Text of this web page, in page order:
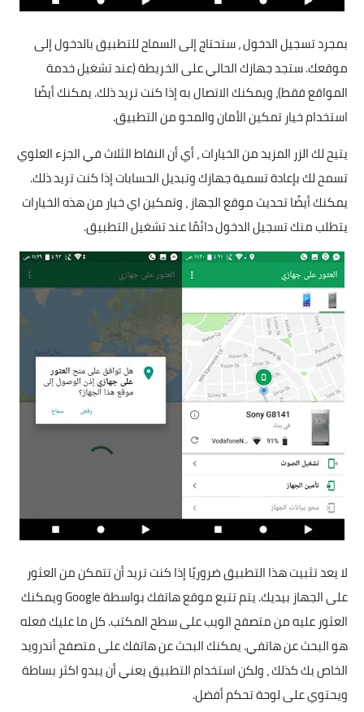
بمجرد تسجيل الدخول ، ستحتاج إلى السماح للتطبيق بالدخول إلى
موقعك. ستجد جهازك الحالي على الخريطة (عند تشغيل خدمة
المواقع فقط)، ويمكنك الاتصال به إذا كنت تريد ذلك. يمكنك أيضًا
استخدام خيار تمكين الأمان والمحو من التطبيق.
يتيح لك الزر المزيد من الخيارات ، أي أن النقاط الثلاث في الجزء العلوي
تسمح لك بإعادة تسمية جهازك وتبديل الحسابات إذا كنت تريد ذلك.
يمكنك أيضًا تحديث موقع الجهاز ، وتمكين اي خيار من هذه الخيارات
يتطلب منك تسجيل الدخول دائمًا عند تشغيل التطبيق.
لا يعد تثبيت هذا التطبيق ضروريًا إذا كنت تريد أن تتمكن من العثور
على الجهاز بيديك. يتم تتبع موقع هاتفك بواسطة Google ويمكنك
العثور عليه من متصفح الويب على سطح المكتب. كل ما عليك فعله
هو البحث عن هاتفي. يمكنك البحث عن هاتفك على متصفح أندرويد
الخاص بك كذلك ، ولكن استخدام التطبيق يعني أن يبدو اكثر بساطة
ويحتوي على لوحة تحكم أفضل.